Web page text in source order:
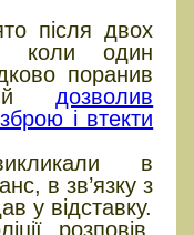
після двох
коли один
поранив
дозволив
і втекти
в
в зв’язку з
у відставку.
розповів,